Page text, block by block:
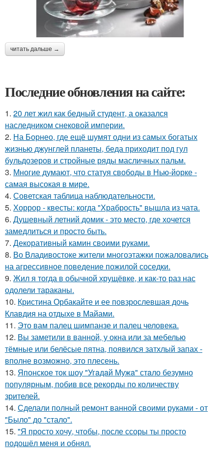
читать дальше →
Последние обновления на сайте:
1. 20 лет жил как бедный студент, а оказался
наследником снековой империи.
2. На Борнео, где ещё шумят одни из самых богатых
жизнью джунглей планеты, беда приходит под гул
бульдозеров и стройные ряды масличных пальм.
3. Многие думают, что статуя свободы в Нью-йорке -
самая высокая в мире.
4. Советская таблица наблюдательности.
5. Хоррор - квесты: когда "Храбрость" вышла из чата.
6. Душевный летний домик - это место, где хочется
замедлиться и просто быть.
7. Декоративный камин своими руками.
8. Во Владивостоке жители многоэтажки пожаловались
на агрессивное поведение пожилой соседки.
9. Жил я тогда в обычной хрущёвке, и как-то раз нас
одолели тараканы.
10. Кристина Орбакайте и ее повзрослевшая дочь
Клавдия на отдыхе в Майами.
11. Это вам палец шимпанзе и палец человека.
12. Вы заметили в ванной, у окна или за мебелью
тёмные или белёсые пятна, появился затхлый запах -
вполне возможно, это плесень.
13. Японское ток шоу "Угaдaй Мужa" стaло безумно
популярным, побив все рекорды по количеству
зрителей.
14. Сделали полный ремонт ванной своими руками - от
"Было" до "стало".
15. "Я просто хочу, чтобы, после ссоры ты просто
подошёл меня и обнял.